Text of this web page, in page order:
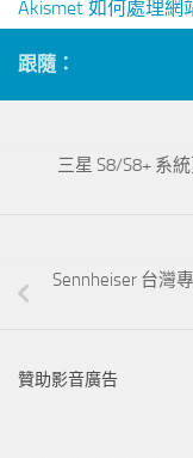
Akismet 如何處理網
跟隨：
三星 S8/S8+ 系
Sennheiser 台灣
贊助影音廣告